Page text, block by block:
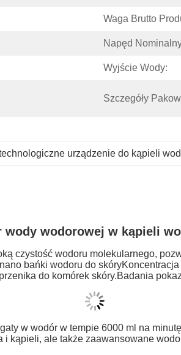
Waga Brutto
Napęd
Wyjście Wody:
Szczegóły
urządzenie do kąpieli
wody wodorowej w kąpieli
czystość wodoru molekularnego,
bańki wodoru do
do komórek skóry.Badania
w wodór w tempie 6000 ml na
kąpieli, ale także zaawansowane